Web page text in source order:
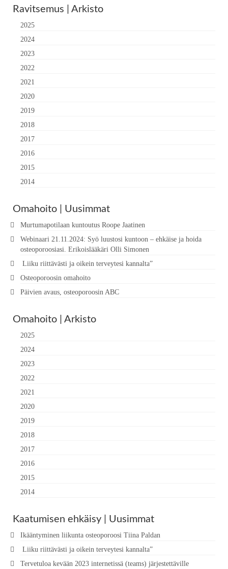
Ravitsemus | Arkisto
2025
2024
2023
2022
2021
2020
2019
2018
2017
2016
2015
2014
Omahoito | Uusimmat
Murtumapotilaan kuntoutus Roope Jaatinen
Webinaari 21.11.2024: Syö luustosi kuntoon – ehkäise ja hoida
osteoporoosiasi. Erikoislääkäri Olli Simonen
Liiku riittävästi ja oikein terveytesi kannalta”
Osteoporoosin omahoito
Päivien avaus, osteoporoosin ABC
Omahoito | Arkisto
2025
2024
2023
2022
2021
2020
2019
2018
2017
2016
2015
2014
Kaatumisen ehkäisy | Uusimmat
Ikääntyminen liikunta osteoporoosi Tiina Paldan
Liiku riittävästi ja oikein terveytesi kannalta”
Tervetuloa kevään 2023 internetissä (teams) järjestettäville